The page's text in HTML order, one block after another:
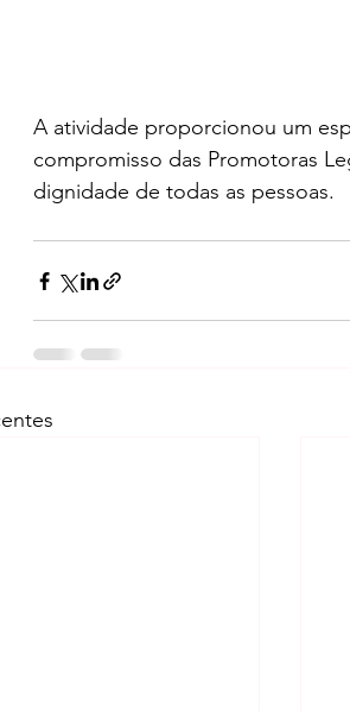
A atividade proporcionou um
compromisso das Promotoras
dignidade de todas as pessoas.